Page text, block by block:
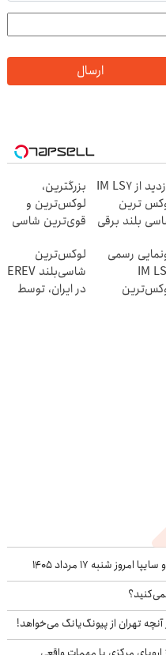
ارسال
بازدید از IM LS7
ترین
بلند برقی
بزرگترین،
لوکس‌ترین و
قوی‌ترین شاسی
ایران رونمایی شد
رسمی
IM
لوکس‌ترین
شاسی‌بلند EREV
در ایران، توسط
شنبه ۱۷ مرداد ۱۴۰۵
تهران از پیونگ‌یانگ می‌خواهد!